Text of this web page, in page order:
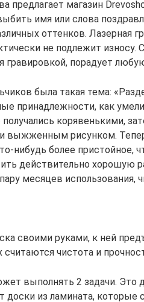
предлагает магазин
имя или слова
оттенков. Лазерная
не подлежит износу.
гравировкой, порадует
была такая тема:
принадлежности, как
корявенькими,
выжженным рисунком.
нибудь более пристойное,
действительно хорошую
месяцев использования,
своими руками, к ней
чистота и
выполнять 2 задачи. Это
доски из ламината, которые